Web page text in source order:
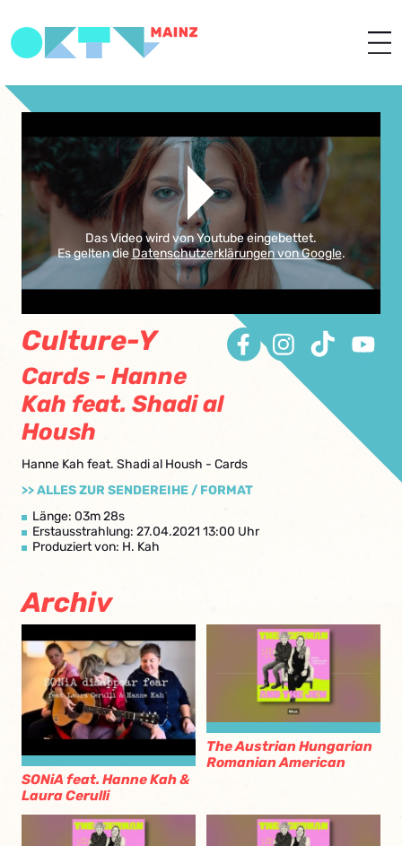
Das Video wird von Youtube eingebettet.
Es gelten dieDatenschutzerklärungen von Google.
Culture-Y
Cards - Hanne
Kah feat. Shadi al
Housh
Hanne Kah feat. Shadi al Housh - Cards
>> ALLES ZUR SENDEREIHE / FORMAT
Länge: 03m 28s
Erstausstrahlung: 27.04.2021 13:00 Uhr
Produziert von: H. Kah
Archiv
SONiA feat. Hanne Kah &
Laura Cerulli
The Austrian Hungarian
Romanian American